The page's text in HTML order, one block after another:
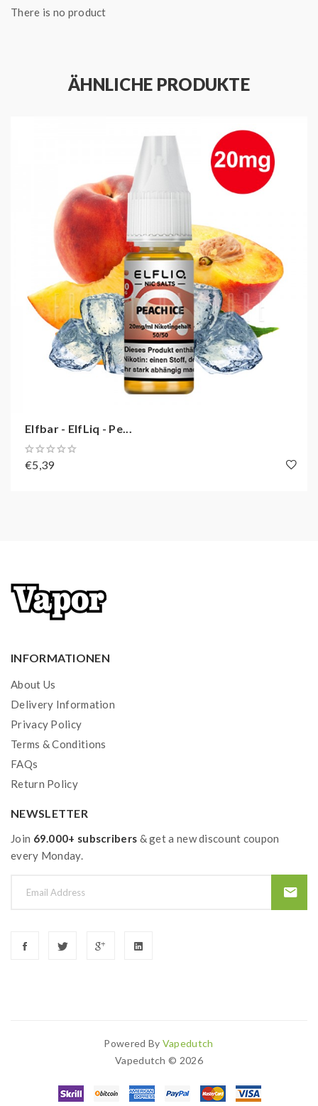
There is no product
ÄHNLICHE PRODUKTE
Elfbar - ElfLiq - Pe...
€5,39
INFORMATIONEN
About Us
Delivery Information
Privacy Policy
Terms & Conditions
FAQs
Return Policy
NEWSLETTER
Join 69.000+ subscribers & get a new discount coupon
every Monday.
Powered By Vapedutch
Casinos Uk 78 WinSlots Uk
Vapedutch © 2026